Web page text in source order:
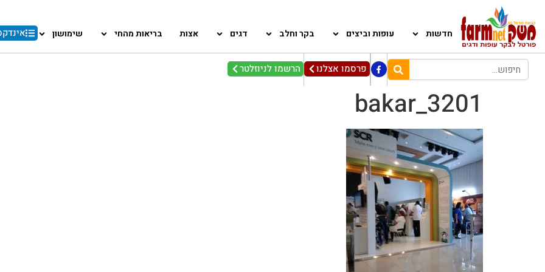
חדשות עופות וביצים בקר וחלב דגים אצות בריאות מהחי שימושון
פרסמו אצלנו הרשמו לניוזלטר
bakar_3201